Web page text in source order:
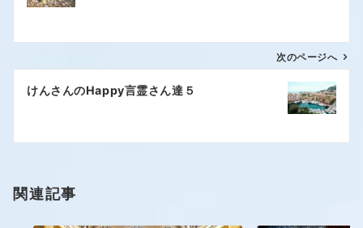
次のページへ
けんさんのHappy言霊さん達５
関連記事